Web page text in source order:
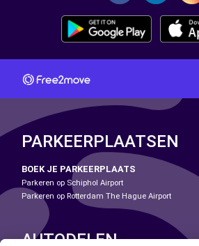
PARKEERPLAATSEN
BOEK JE PARKEERPLAATS
Parkeren op Schiphol Airport
Parkeren op Rotterdam The Hague Airport
AUTODELEN